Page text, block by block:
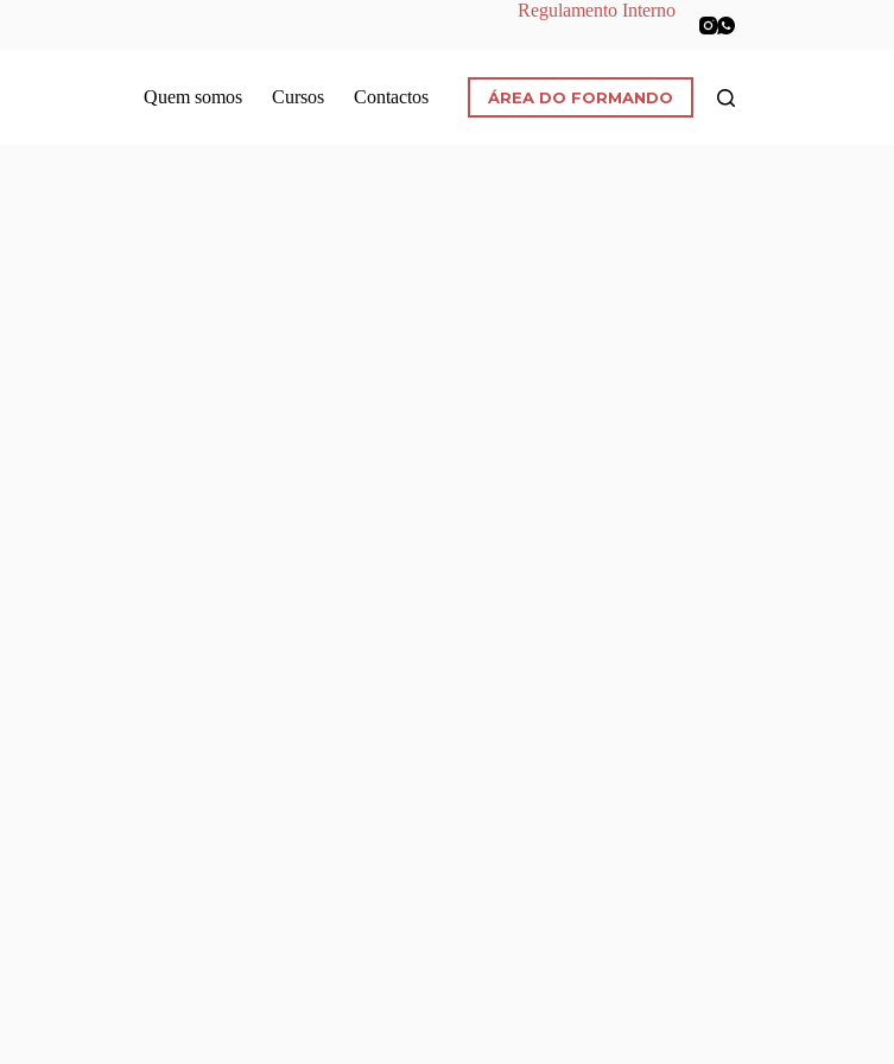
Regulamento Interno
Quem somos Cursos Contactos ÁREA DO FORMANDO